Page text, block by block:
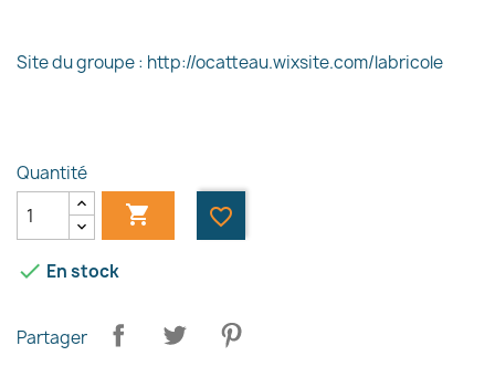
Site du groupe : http://ocatteau.wixsite.com/labricole
Quantité
 favorite_border
 En stock
Partager